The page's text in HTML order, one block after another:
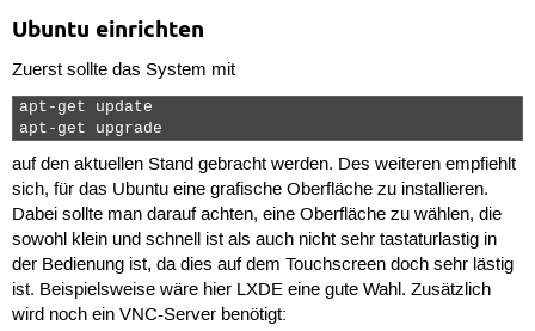
busybox mount -o bind /dev /data/local/mnt/
echo "******* Your chroot-environment is
busybox chroot /data/local/mnt /bin/bash
#########################################
# chroot exited: umount everything      #
#########################################
echo
echo "Exiting chroot environment and sync'ing
echo "DO NOT EXIT until finished - doing so
echo
busybox sync
Ubuntu einrichten
Zuerst sollte das System mit
apt-get update
apt-get upgrade
auf den aktuellen Stand gebracht werden. Des weiteren empfiehlt
sich, für das Ubuntu eine grafische Oberfläche zu installieren.
Dabei sollte man darauf achten, eine Oberfläche zu wählen, die
sowohl klein und schnell ist als auch nicht sehr tastaturlastig in
der Bedienung ist, da dies auf dem Touchscreen doch sehr lästig
ist. Beispielsweise wäre hier LXDE eine gute Wahl. Zusätzlich
wird noch ein VNC-Server benötigt: